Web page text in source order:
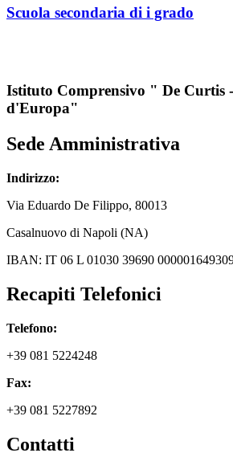
scuola secondaria di i grado
Istituto Comprensivo " De Curtis
d'Europa"
Sede Amministrativa
Indirizzo:
Via Eduardo De Filippo, 80013
Casalnuovo di Napoli (NA)
IBAN: IT 06 L 01030 39690
Recapiti Telefonici
Telefono:
+39 081 5224248
Fax:
+39 081 5227892
Contatti